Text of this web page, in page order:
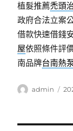
植髮推薦禿頭
政府合法立案
借款快速借錢
屋依照條件評
南品牌台南熱
作
admin
發